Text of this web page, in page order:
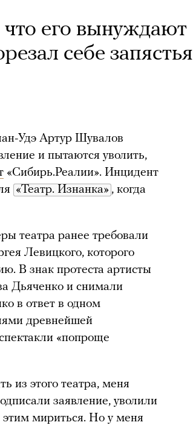
что его вынуждают
себе запястья
Удэ Артур Шувалов
и пытаются уволить,
«Сибирь.Реалии». Инцидент
«Театр. Изнанка» , когда
театра ранее требовали
Левицкого, которого
В знак протеста артисты
Дьяченко и снимали
в ответ в одном
древнейшей
«попроще
из этого театра, меня
заявление, уволили
мириться. Но у меня